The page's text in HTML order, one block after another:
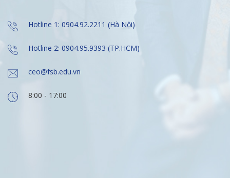
Hotline 1: 0904.92.2211 (Hà Nội)
Hotline 2: 0904.95.9393 (TP.HCM)
ceo@fsb.edu.vn
8:00 - 17:00